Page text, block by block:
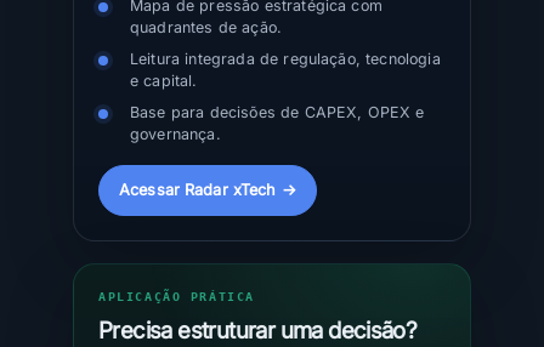
Mapa de pressão estratégica com
quadrantes de ação.
Leitura integrada de regulação, tecnologia
e capital.
Base para decisões de CAPEX, OPEX e
governança.
Acessar Radar xTech →
APLICAÇÃO PRÁTICA
Precisa estruturar uma decisão?